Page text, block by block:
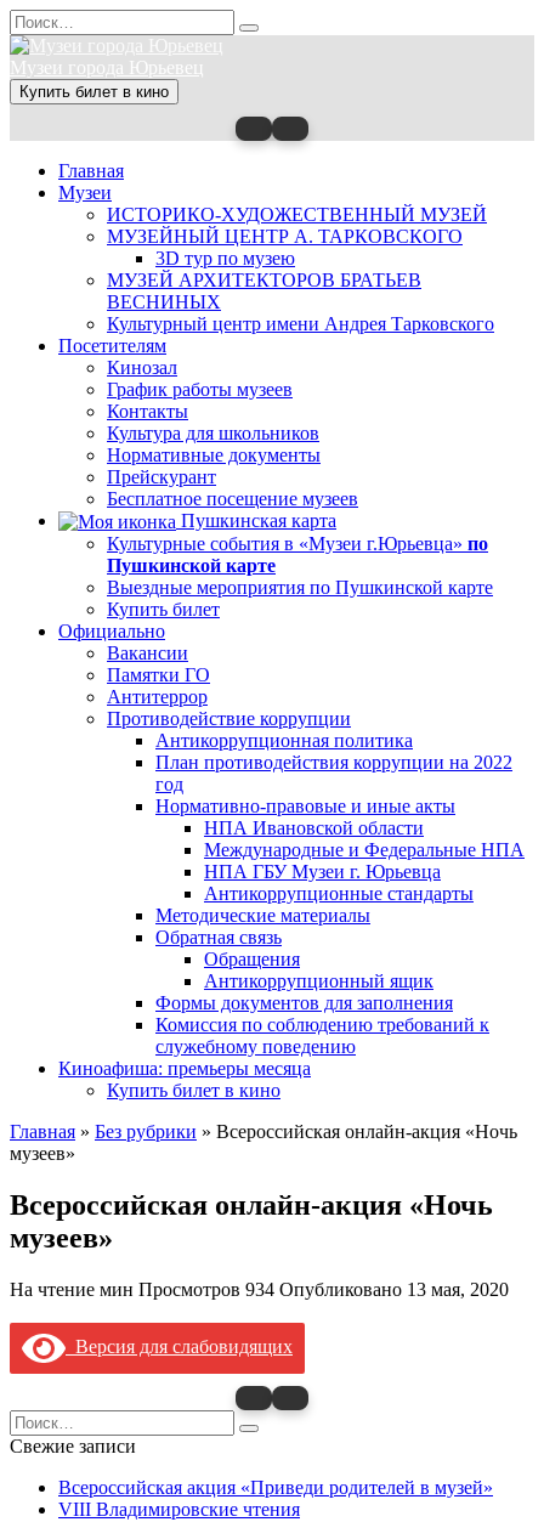
Перейти
к
содержанию
Search
for:
Музеи города Юрьевец
Купить билет в кино
Главная
Музеи
ИСТОРИКО-ХУДОЖЕСТВЕННЫЙ МУЗЕЙ
МУЗЕЙНЫЙ ЦЕНТР А. ТАРКОВСКОГО
3D тур по музею
МУЗЕЙ АРХИТЕКТОРОВ БРАТЬЕВ
ВЕСНИНЫХ
Культурный центр имени Андрея Тарковского
Посетителям
Кинозал
График работы музеев
Контакты
Культура для школьников
Нормативные документы
Прейскурант
Бесплатное посещение музеев
Пушкинская карта
Культурные события в «Музеи г.Юрьевца» по
Пушкинской карте
Выездные мероприятия по Пушкинской карте
Купить билет
Официально
Вакансии
Памятки ГО
Антитеррор
Противодействие коррупции
Антикоррупционная политика
План противодействия коррупции на 2022
год
Нормативно-правовые и иные акты
НПА Ивановской области
Международные и Федеральные НПА
НПА ГБУ Музеи г. Юрьевца
Антикоррупционные стандарты
Методические материалы
Обратная связь
Обращения
Антикоррупционный ящик
Формы документов для заполнения
Комиссия по соблюдению требований к
служебному поведению
Киноафиша: премьеры месяца
Купить билет в кино
Главная » Без рубрики » Всероссийская онлайн-акция «Ночь
музеев»
Всероссийская онлайн-акция «Ночь
музеев»
На чтение мин Просмотров 934 Опубликовано 13 мая, 2020
Версия для слабовидящих
Search
for:
Свежие записи
Всероссийская акция «Приведи родителей в музей»
VIII Владимировские чтения